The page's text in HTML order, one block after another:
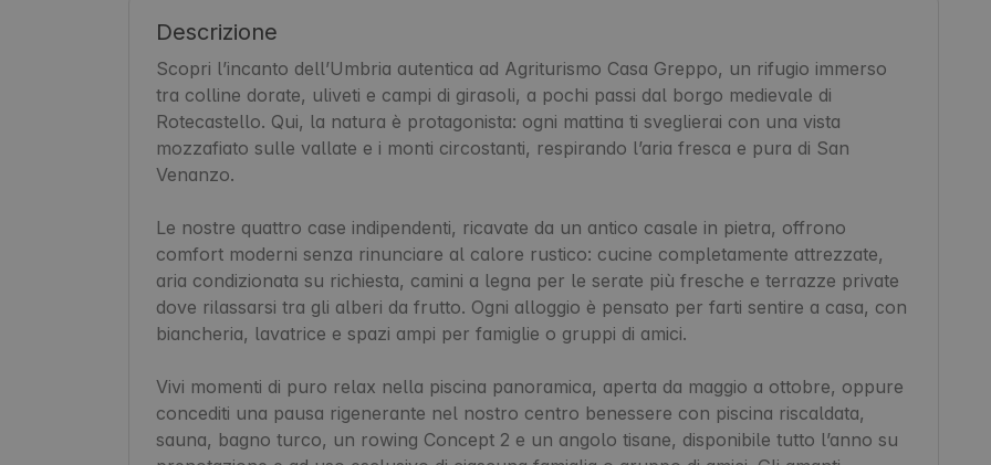
Descrizione
Scopri l’incanto dell’Umbria autentica ad Agriturismo Casa Greppo, un rifugio immerso
tra colline dorate, uliveti e campi di girasoli, a pochi passi dal borgo medievale di
Rotecastello. Qui, la natura è protagonista: ogni mattina ti sveglierai con una vista
mozzafiato sulle vallate e i monti circostanti, respirando l’aria fresca e pura di San
Venanzo.
Le nostre quattro case indipendenti, ricavate da un antico casale in pietra, offrono
comfort moderni senza rinunciare al calore rustico: cucine completamente attrezzate,
aria condizionata su richiesta, camini a legna per le serate più fresche e terrazze private
dove rilassarsi tra gli alberi da frutto. Ogni alloggio è pensato per farti sentire a casa, con
biancheria, lavatrice e spazi ampi per famiglie o gruppi di amici.
Vivi momenti di puro relax nella piscina panoramica, aperta da maggio a ottobre, oppure
concediti una pausa rigenerante nel nostro centro benessere con piscina riscaldata,
sauna, bagno turco, un rowing Concept 2 e un angolo tisane, disponibile tutto l’anno su